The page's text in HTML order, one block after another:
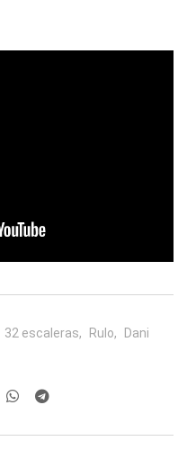
32 escaleras, Rulo,
Dani